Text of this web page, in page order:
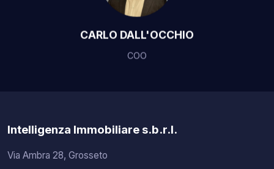
CARLO DALL'OCCHIO
COO
Intelligenza Immobiliare s.b.r.l.
Via Ambra 28, Grosseto